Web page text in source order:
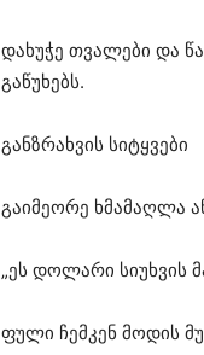
დახუჭე თვალები და
გაწუხებს.
განზრახვის სიტყვები
გაიმეორე ხმამაღლა
„ეს დოლარი სიუხვის
ფული ჩემკენ მოდის